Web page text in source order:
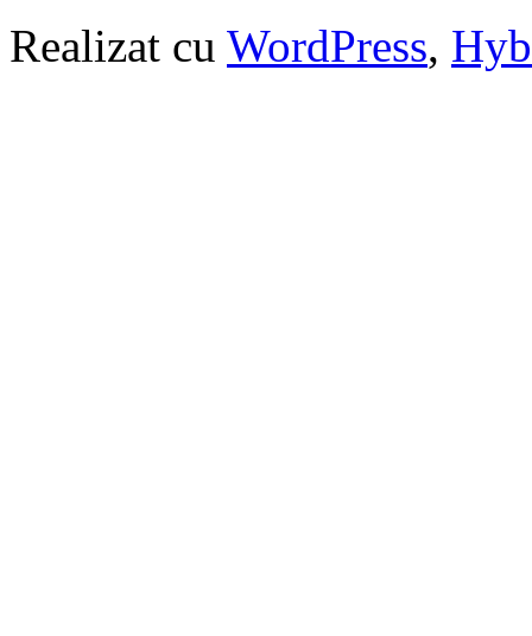
Realizat cu WordPress,